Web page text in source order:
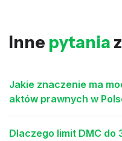
Inne pytania
Jakie znaczenie ma
aktów prawnych w
Dlaczego limit DMC do